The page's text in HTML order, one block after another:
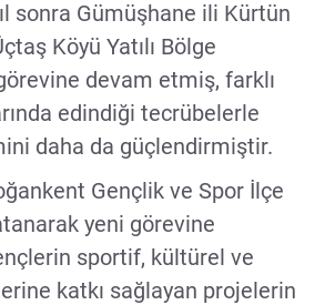
sonra Gümüşhane ili Kürtün
Köyü Yatılı Bölge
devam etmiş, farklı
edindiği tecrübelerle
daha da güçlendirmiştir.
Gençlik ve Spor İlçe
yeni görevine
sportif, kültürel ve
katkı sağlayan projelerin